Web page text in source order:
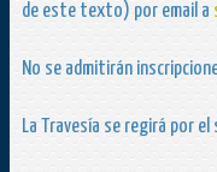
de este texto) por email a
No se admitirán
La Travesía se regirá por